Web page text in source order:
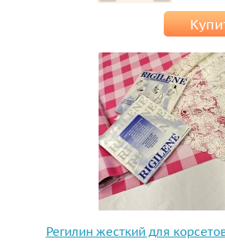
Регилин жесткий для